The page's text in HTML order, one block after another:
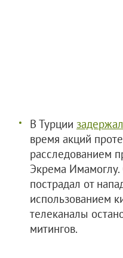
В Турции
время акций
расследованием
Экрема
пострадал от
использованием
телеканалы
митингов.